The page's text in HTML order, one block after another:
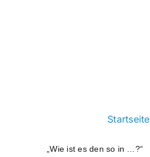
Startseite
„Wie ist es den so in …?“